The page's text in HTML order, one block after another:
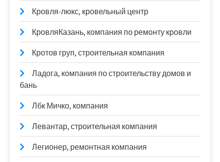
Кровля-люкс, кровельный центр
КровляКазань, компания по ремонту кровли
Кротов груп, строительная компания
Ладога, компания по строительству домов и
бань
Лбк Мичко, компания
Левантар, строительная компания
Легионер, ремонтная компания